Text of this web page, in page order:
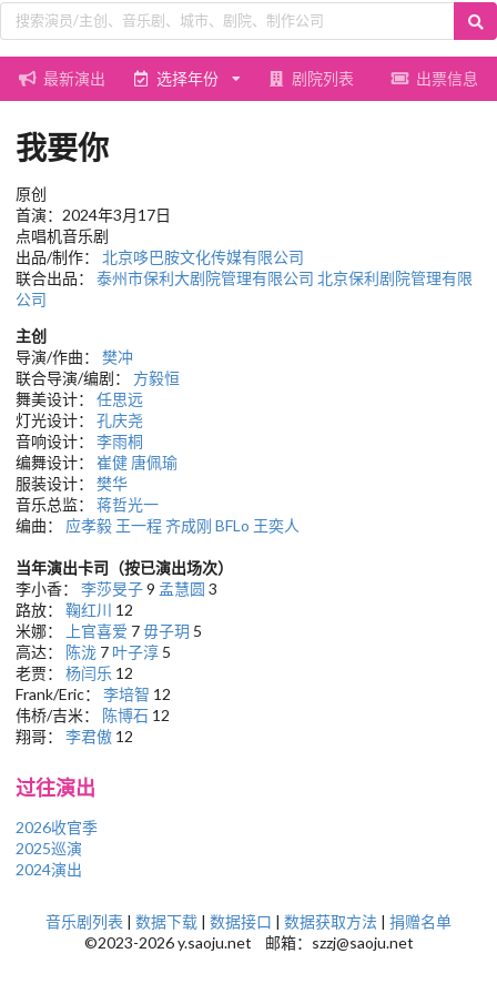
最新演出 选择年份 剧院列表 出票信息
我要你
原创
首演：2024年3月17日
点唱机音乐剧
出品/制作： 北京哆巴胺文化传媒有限公司
联合出品： 泰州市保利大剧院管理有限公司 北京保利剧院管理有限
公司
主创
导演/作曲： 樊冲
联合导演/编剧： 方毅恒
舞美设计： 任思远
灯光设计： 孔庆尧
音响设计： 李雨桐
编舞设计： 崔健 唐佩瑜
服装设计： 樊华
音乐总监： 蒋哲光一
编曲： 应孝毅 王一程齐成刚 BFLo 王奕人
当年演出卡司（按已演出场次）
李小香： 李莎旻子9 孟慧圆 3
路放： 鞠红川 12
米娜：
上官喜爱 7毋子玥 5
高达：
陈泷 7 叶子淳 5
老贾： 杨闫乐 12
Frank/Eric： 李培智 12
伟桥/吉米：
陈博石 12
翔哥： 李君傲 12
过往演出
2026收官季
2025巡演
2024演出
音乐剧列表 | 数据下载 | 数据接口 | 数据获取方法 | 捐赠名单
©2023-2026 y.saoju.net 邮箱：szzj@saoju.net